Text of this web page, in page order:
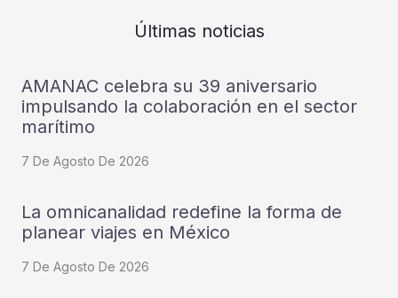
Últimas noticias
AMANAC celebra su 39 aniversario
impulsando la colaboración en el sector
marítimo
7 De Agosto De 2026
La omnicanalidad redefine la forma de
planear viajes en México
7 De Agosto De 2026